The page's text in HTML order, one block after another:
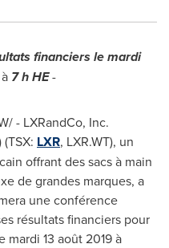
financiers le mardi
à7 h HE-
- LXRandCo, Inc.
(TSX: LXR, LXR.WT), un
offrant des sacs à main
de grandes marques, a
une conférence
résultats financiers pour
13 août 2019 à